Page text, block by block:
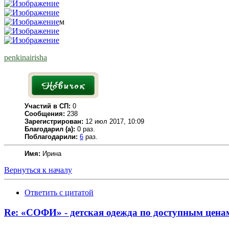
м
penkinairisha
Участий в СП: 0
Сообщения: 238
Зарегистрирован: 12 июл 2017, 10:09
Благодарил (а): 0 раз.
Поблагодарили: 6 раз.
Имя: Ирина
Вернуться к началу
Ответить с цитатой
Re: «СОФИ» - детская одежда по доступным